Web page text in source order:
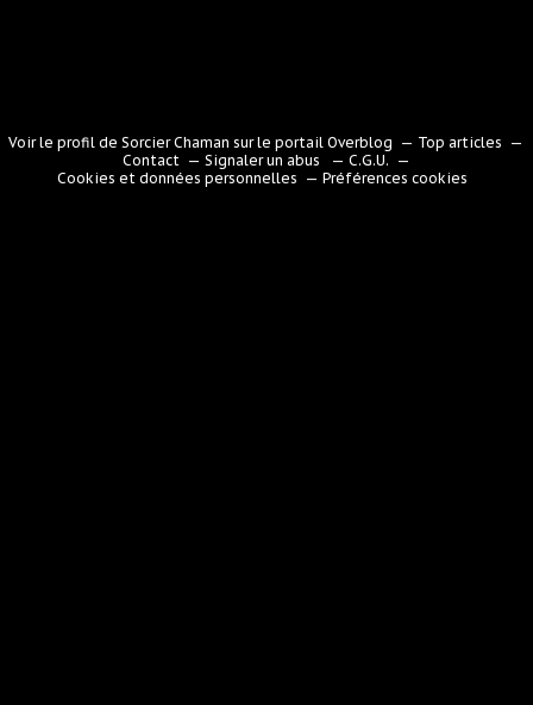
Voir le profil deSorcier Chaman sur le portail Overblog
Top articles
Contact
Signaler un abus
C.G.U.
Cookies et données personnelles
Préférences cookies